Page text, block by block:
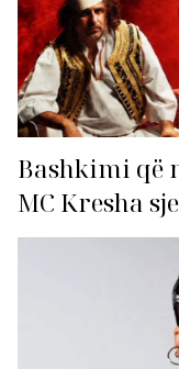
Bashkimi që
MC Kresha
ndezin